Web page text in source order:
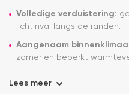
Volledige verduistering:
lichtinval langs de randen.
Aangenaam
zomer en beperkt
Lees meer